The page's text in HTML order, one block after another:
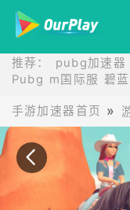
推荐： pubg加速器
Pubg m国际服 碧
手游加速器首页